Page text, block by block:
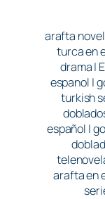
arafta
turca en
drama |
espanol |
turkish
español |
arafta en